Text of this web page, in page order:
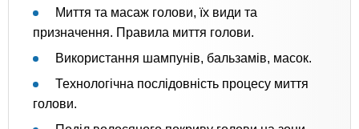
Миття та масаж голови, їх види та
призначення. Правила миття голови.
Використання шампунів, бальзамів, масок.
Технологічна послідовність процесу миття
голови.